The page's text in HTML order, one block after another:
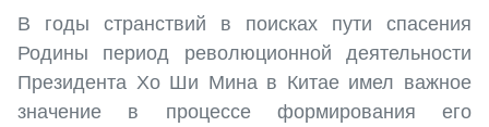
В годы странствий в поисках пути спасения
Родины период революционной деятельности
Президента Хо Ши Мина в Китае имел важное
значение в процессе формирования его